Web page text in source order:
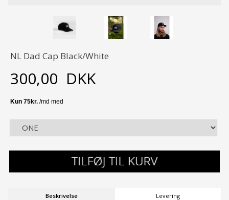
NL Dad Cap Black/White
300,00 DKK
Beskrivelse Levering